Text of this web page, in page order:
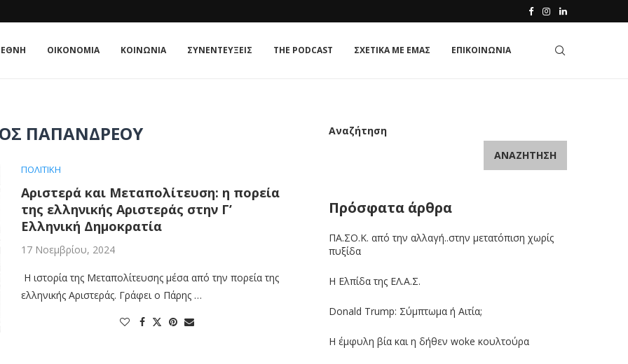
ΟΙΚΟΝΟΜΙΑ ΚΟΙΝΩΝΙΑ ΣΥΝΕΝΤΕΥΞΕΙΣ THE PODCAST ΣΧΕΤΙΚΑ ΜΕ ΕΜΑΣ ΕΠΙΚΟΙΝΩΝΙΑ
ΠΑΠΑΝΔΡΈΟΥ
ΠΟΛΙΤΙΚΗ
Αριστερά και Μεταπολίτευση: η πορεία
της ελληνικής Αριστεράς στην Γ’
Ελληνική Δημοκρατία
17 Νοεμβρίου, 2024
Η ιστορία της Μεταπολίτευσης μέσα από την πορεία της
ελληνικής Αριστεράς. Γράφει ο Πάρης …
Αναζήτηση
ΑΝΑΖΉΤΗΣΗ
Πρόσφατα άρθρα
ΠΑ.ΣΟ.Κ. από την αλλαγή..στην μετατόπιση χωρίς
πυξίδα
Η Ελπίδα της ΕΛ.Α.Σ.
Donald Trump: Σύμπτωμα ή Αιτία;
Η έμφυλη βία και η δήθεν woke κουλτούρα